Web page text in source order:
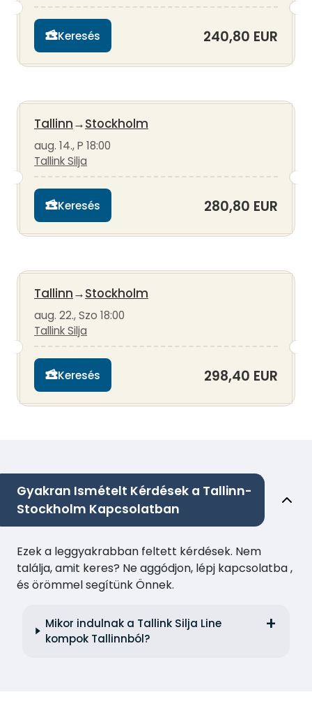
Keresés 240,80 EUR
Tallinn→Stockholm
aug. 14., P 18:00
Tallink Silja
Keresés 280,80 EUR
Tallinn→Stockholm
aug. 22., Szo 18:00
Tallink Silja
Keresés 298,40 EUR
Gyakran Ismételt Kérdések a Tallinn-
Stockholm Kapcsolatban
Ezek a leggyakrabban feltett kérdések. Nem
találja, amit keres? Ne aggódjon, lépj kapcsolatba ,
és örömmel segítünk Önnek.
Mikor indulnak a Tallink Silja Line
kompok Tallinnból?